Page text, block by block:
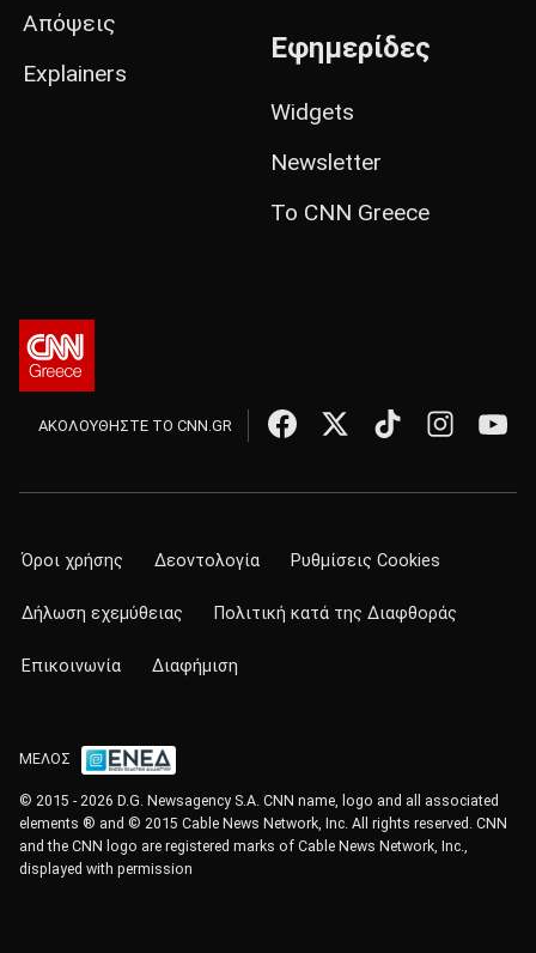
Απόψεις
Explainers
Εφημερίδες
Widgets
Newsletter
Το CNN Greece
ΑΚΟΛΟΥΘΗΣΤΕ ΤΟ CNN.GR
Όροι χρήσης Δεοντολογία Ρυθμίσεις Cookies
Δήλωση εχεμύθειας Πολιτική κατά της Διαφθοράς
Επικοινωνία Διαφήμιση
ΜΕΛΟΣ
© 2015 - 2026 D.G. Newsagency S.A. CNN name, logo and all associated
elements ® and © 2015 Cable News Network, Inc. All rights reserved. CNN
and the CNN logo are registered marks of Cable News Network, Inc.,
displayed with permission